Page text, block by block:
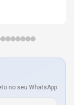
no seu WhatsApp